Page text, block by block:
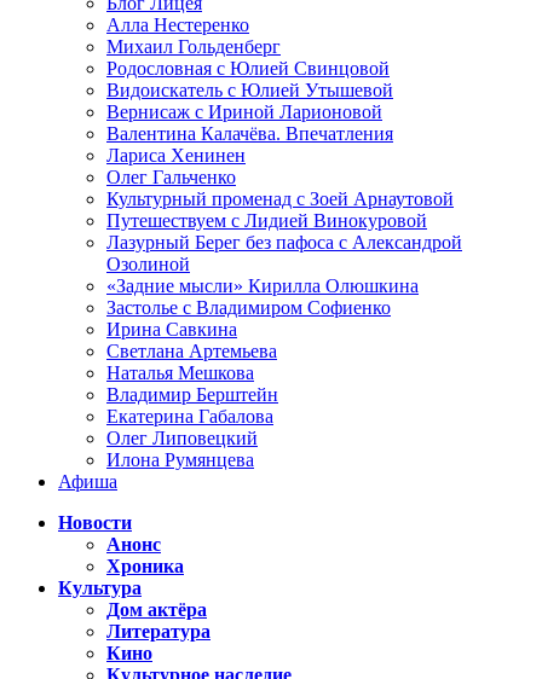
Алла Нестеренко
Михаил Гольденберг
Родословная с Юлией Свинцовой
Видоискатель с Юлией Утышевой
Вернисаж с Ириной Ларионовой
Валентина Калачёва. Впечатления
Лариса Хенинен
Олег Гальченко
Культурный променад с Зоей Арнаутовой
Путешествуем с Лидией Винокуровой
Лазурный Берег без пафоса с Александрой
Озолиной
«Задние мысли» Кирилла Олюшкина
Застолье с Владимиром Софиенко
Ирина Савкина
Светлана Артемьева
Наталья Мешкова
Владимир Берштейн
Екатерина Габалова
Олег Липовецкий
Илона Румянцева
Афиша
Новости
Анонс
Хроника
Культура
Дом актёра
Литература
Кино